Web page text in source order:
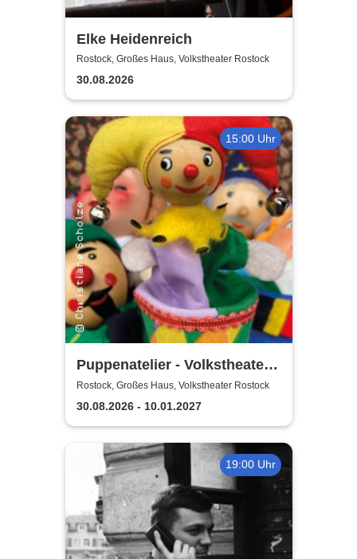
Elke Heidenreich
Rostock, Großes Haus, Volkstheater Rostock
30.08.2026
15:00 Uhr
Puppenatelier - Volkstheater
Rostock
Rostock, Großes Haus, Volkstheater Rostock
30.08.2026 - 10.01.2027
19:00 Uhr